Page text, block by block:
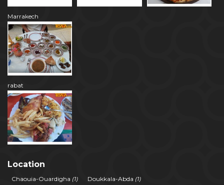
Marrakech
rabat
Location
Chaouia-Ouardigha (1) Doukkala-Abda (1)